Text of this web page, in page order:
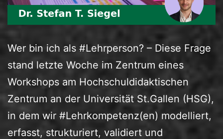
Wer bin ich als #Lehrperson? – Diese Frage
stand letzte Woche im Zentrum eines
Workshops am Hochschuldidaktischen
Zentrum an der Universität St.Gallen (HSG),
in dem wir #Lehrkompetenz(en) modelliert,
erfasst, strukturiert, validiert und